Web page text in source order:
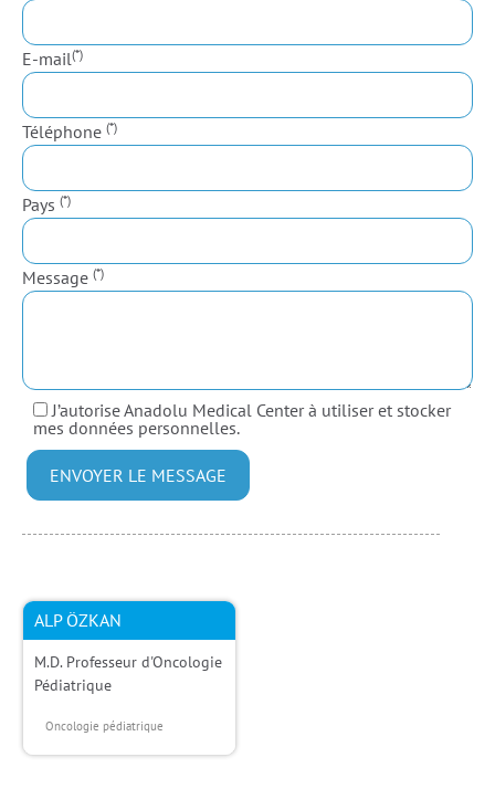
E-mail(*)
Téléphone (*)
Pays (*)
Message (*)
J’autorise Anadolu Medical Center à utiliser et stocker
mes données personnelles.
ALP ÖZKAN
M.D. Professeur d'Oncologie
Pédiatrique
Oncologie pédiatrique